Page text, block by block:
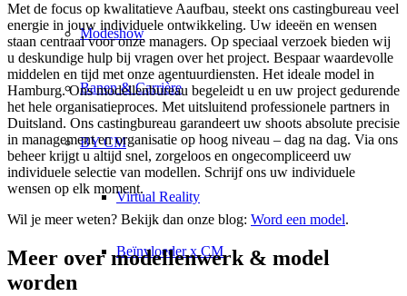
Modeshow
Banen & Carrière
BY CM
Virtual Reality
Beïnvloeder x CM
Met de focus op kwalitatieve Aaufbau, steekt ons castingbureau veel
energie in jouw individuele ontwikkeling. Uw ideeën en wensen
staan centraal voor onze managers. Op speciaal verzoek bieden wij
u deskundige hulp bij vragen over het project. Bespaar waardevolle
middelen en tijd met onze agentuurdiensten. Het ideale model in
Hamburg. Ons modellenbureau begeleidt u en uw project gedurende
het hele organisatieproces. Met uitsluitend professionele partners in
Duitsland. Ons castingbureau garandeert uw shoots absolute precisie
in management en organisatie op hoog niveau – dag na dag. Via ons
beheer krijgt u altijd snel, zorgeloos en ongecompliceerd uw
individuele selectie van modellen. Schrijf ons uw individuele
wensen op elk moment.
Wil je meer weten? Bekijk dan onze blog: Word een model.
Meer over modellenwerk & model
worden